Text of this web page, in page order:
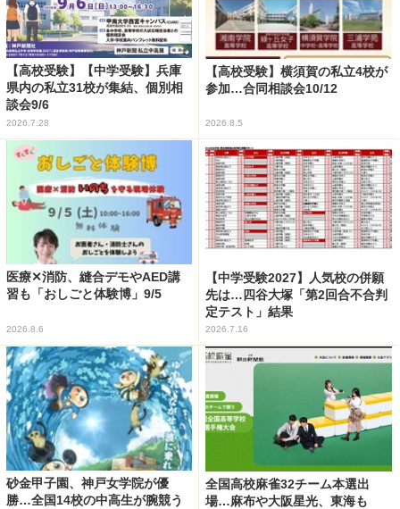
【高校受験】【中学受験】兵庫
県内の私立31校が集結、個別相
談会9/6
2026.7.28
【高校受験】横須賀の私立4校が
参加…合同相談会10/12
2026.8.5
医療✕消防、縫合デモやAED講
習も「おしごと体験博」9/5
2026.8.6
【中学受験2027】人気校の併願
先は…四谷大塚「第2回合不合判
定テスト」結果
2026.7.16
砂金甲子園、神戸女学院が優
勝…全国14校の中高生が腕競う
全国高校麻雀32チーム本選出
場…麻布や大阪星光、東海も